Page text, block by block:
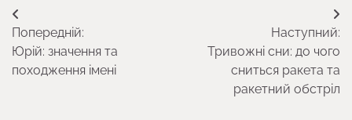
Навігація
записів
Попередній:
Юрій: значення та
походження імені
Наступний:
Тривожні сни: до чого
сниться ракета та
ракетний обстріл